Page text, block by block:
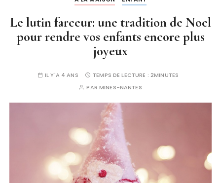
Le lutin farceur: une tradition de Noel
pour rendre vos enfants encore plus
joyeux
IL Y'A 4 ANS TEMPS DE LECTURE : 2MINUTES
PAR MINES-NANTES